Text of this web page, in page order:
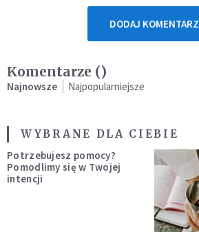
DODAJ KOMENTARZ
Komentarze ()
Najnowsze Najpopularniejsze
WYBRANE DLA CIEBIE
Potrzebujesz pomocy?
Pomodlimy się w Twojej
intencji